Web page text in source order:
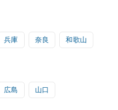
兵庫 奈良 和歌山
広島 山口